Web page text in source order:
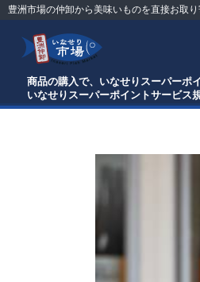
豊洲市場の仲卸から美味いものを直接お取り
商品の購入で、いなせりスーパーポ
いなせりスーパーポイントサービス